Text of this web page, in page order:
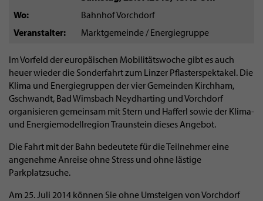
Wo
Bahnhof Vorchdorf
Veranstalter
Marktgemeinde / Energiegruppe
Im Vorfeld der europäischen Mobilitätswoche gibt es auch
heuer wieder die Sonderfahrt zum Linzer Pflasterspektakel. Die
Klima und Energiegruppen der vier Gemeinden Kirchham,
Gschwandt, Bad Wimsbach Neydharting und Vorchdorf
organisieren gemeinsam mit Stern und Hafferl sowie der Klima-
und Energiemodellregion Traunstein dieses Angebot.
Die Fahrt mit der Bahn bedeutete für die Teilnehmer eine
angenehme Anreise ohne Stress und ohne lästige
Parkplatzsuche.
Am 25. Juli 2014 können Sie ohne Umsteigen von Vorchdorf